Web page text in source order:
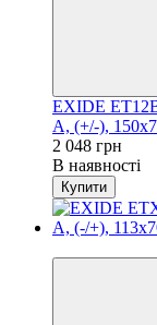
EXIDE
А, (+/-),
2 048 грн
В наявності
Купити